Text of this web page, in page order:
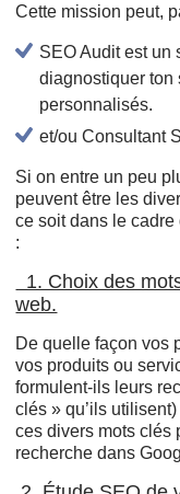
Cette mission peut,
SEO Audit est un
diagnostiquer ton
personnalisés.
et/ou Consultant
Si on entre un peu
peuvent être les
ce soit dans le cadre
:
1. Choix des
web.
De quelle façon vos
vos produits ou
formulent-ils leurs
clés » qu’ils
ces divers mots clés
recherche dans